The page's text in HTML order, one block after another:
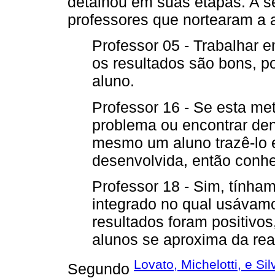
professores que nortearam a
Professor 05 - Trabalhar
os resultados são bons,
aluno.
Professor 16 - Se esta
problema ou encontrar
mesmo um aluno trazê-lo
desenvolvida, então
Professor 18 - Sim,
integrado no qual
resultados foram
alunos se aproxima da
Segundo Lovato, Michelotti, e